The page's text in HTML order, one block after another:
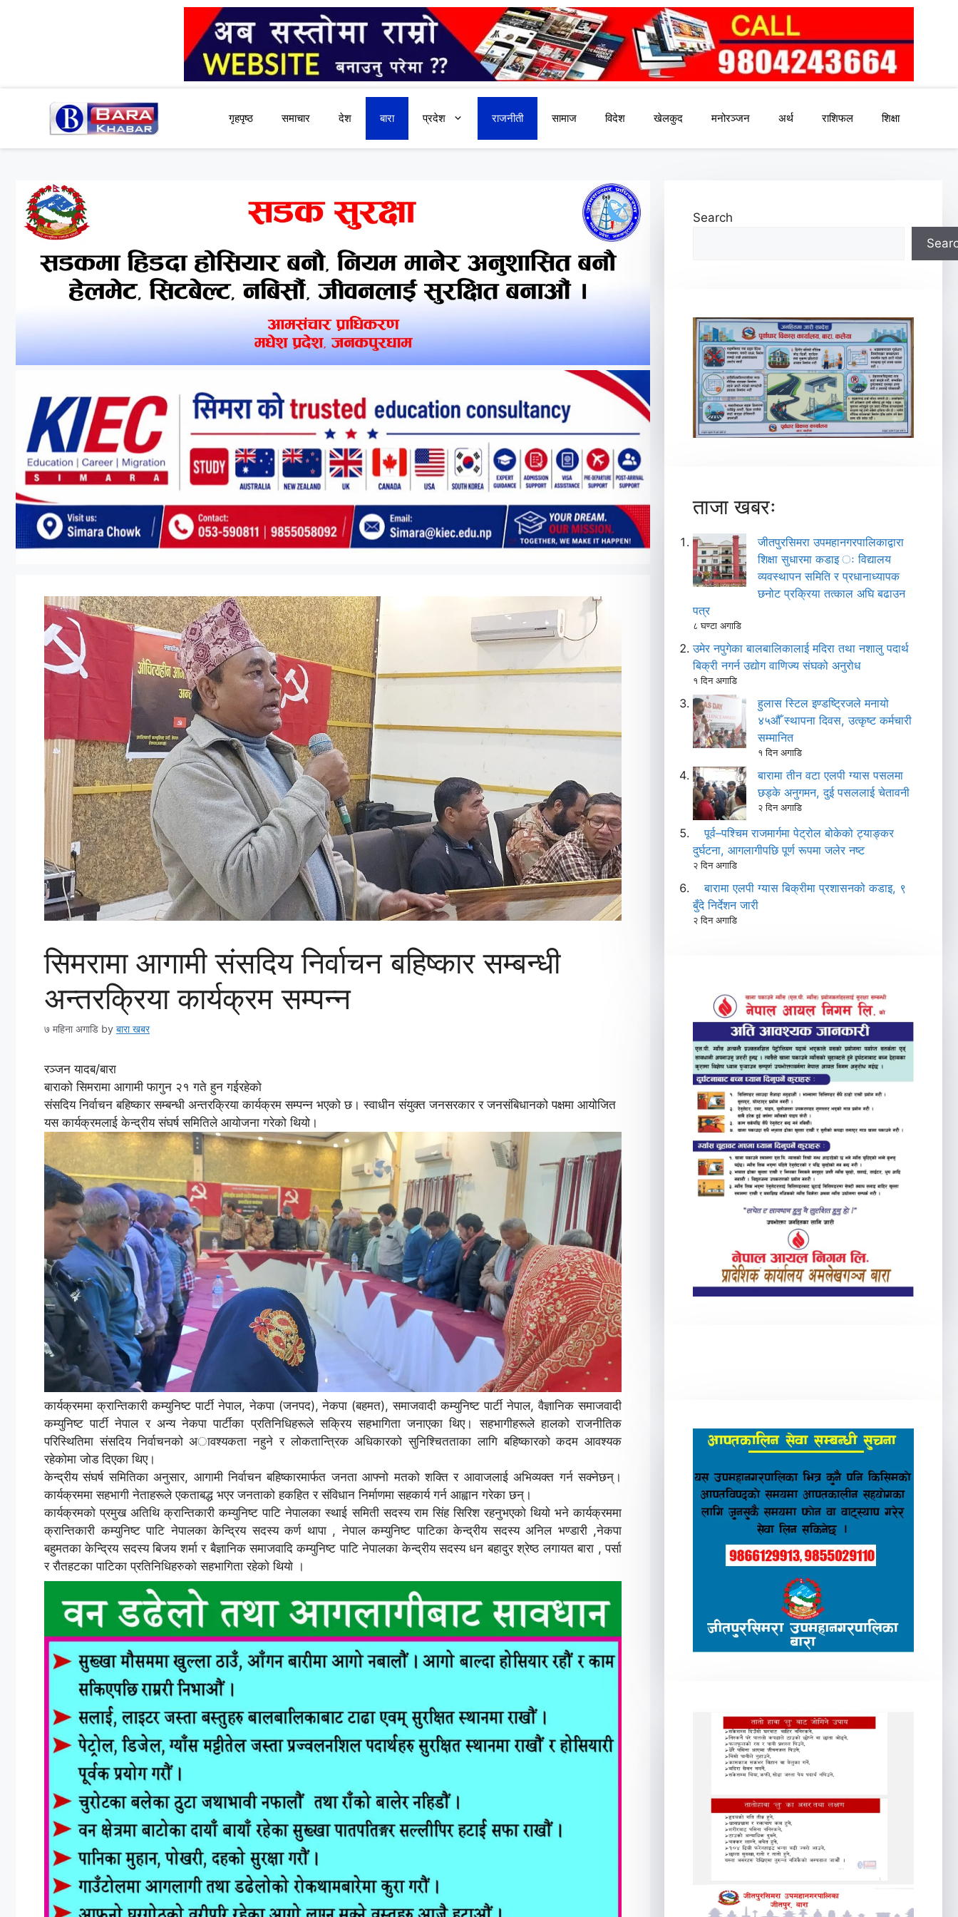
गृहपृष्ठ समाचार देश बारा प्रदेश राजनीती सामाज विदेश खेलकुद मनोरञ्जन अर्थ राशिफल शिक्षा
सिमरामा आगामी संसदिय निर्वाचन बहिष्कार सम्बन्धी
अन्तरक्रिया कार्यक्रम सम्पन्न
७ महिना अगाडि by बारा खबर
रञ्जन यादब/बारा
बाराको सिमरामा आगामी फागुन २१ गते हुन गईरहेकाे
संसदिय निर्वाचन बहिष्कार सम्बन्धी अन्तरक्रिया कार्यक्रम सम्पन्न भएको छ। स्वाधीन संयुक्त जनसरकार र जनसंबिधानको पक्षमा आयोजित
यस कार्यक्रमलाई केन्द्रीय संघर्ष समितिले आयोजना गरेको थियो।
कार्यक्रममा क्रान्तिकारी कम्युनिष्ट पार्टी नेपाल, नेकपा (जनपद), नेकपा (बहमत), समाजवादी कम्युनिष्ट पार्टी नेपाल, वैज्ञानिक समाजवादी
कम्युनिष्ट पार्टी नेपाल र अन्य नेकपा पार्टीका प्रतिनिधिहरूले सक्रिय सहभागिता जनाएका थिए। सहभागीहरूले हालको राजनीतिक
परिस्थितिमा संसदिय निर्वाचनको अावश्यकता नहुने र लोकतान्त्रिक अधिकारको सुनिश्चितताका लागि बहिष्कारको कदम आवश्यक
रहेकोमा जोड दिएका थिए।
केन्द्रीय संघर्ष समितिका अनुसार, आगामी निर्वाचन बहिष्कारमार्फत जनता आफ्नो मतको शक्ति र आवाजलाई अभिव्यक्त गर्न सक्नेछन्।
कार्यक्रममा सहभागी नेताहरूले एकताबद्ध भएर जनताको हकहित र संविधान निर्माणमा सहकार्य गर्न आह्वान गरेका छन्।
कार्यक्रमकाे प्रमुख अतिथि क्रान्तिकारी कम्युनिष्ट पाटि नेपालका स्थाई समिती सदस्य राम सिंह सिरिश रहनुभएकाे थियाे भने कार्यक्रममा
क्रान्तिकारी कम्युनिष्ट पाटि नेपालका केन्द्रिय सदस्य कर्ण थापा , नेपाल कम्युनिष्ट पाटिका केन्द्रीय सदस्य अनिल भण्डारी ,नेकपा
बहुमतका केन्द्रिय सदस्य बिजय शर्मा र बैज्ञानिक समाजवादि कम्युनिष्ट पाटि नेपालका केन्द्रीय सदस्य धन बहादुर श्रेष्ठ लगायत बारा , पर्सा
र राैतहटका पाटिका प्रतिनिधिहरुकाे सहभागिता रहेकाे थियाे ।
Search
ताजा खबरः
जीतपुरसिमरा उपमहानगरपालिकाद्वारा
शिक्षा सुधारमा कडाइ ः विद्यालय
व्यवस्थापन समिति र प्रधानाध्यापक
छनोट प्रक्रिया तत्काल अघि बढाउन
पत्र
८ घण्टा अगाडि
उमेर नपुगेका बालबालिकालाई मदिरा तथा नशालु पदार्थ
बिक्री नगर्न उद्योग वाणिज्य संघको अनुरोध
१ दिन अगाडि
हुलास स्टिल इण्डष्ट्रिजले मनायो
४५औँ स्थापना दिवस, उत्कृष्ट कर्मचारी
सम्मानित
१ दिन अगाडि
बारामा तीन वटा एलपी ग्यास पसलमा
छड्के अनुगमन, दुई पसललाई चेतावनी
२ दिन अगाडि
पूर्व–पश्चिम राजमार्गमा पेट्रोल बोकेको ट्याङ्कर
दुर्घटना, आगलागीपछि पूर्ण रूपमा जलेर नष्ट
२ दिन अगाडि
बारामा एलपी ग्यास बिक्रीमा प्रशासनको कडाइ, ९
बुँदे निर्देशन जारी
२ दिन अगाडि